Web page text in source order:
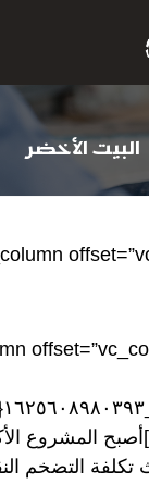
البيت الأخضر
أصبح المشروع
تكلفة التضخم